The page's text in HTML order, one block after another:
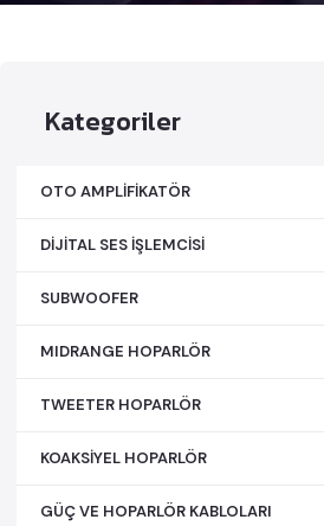
Kategoriler
OTO AMPLİFİKATÖR
DİJİTAL SES İŞLEMCİSİ
SUBWOOFER
MIDRANGE HOPARLÖR
TWEETER HOPARLÖR
KOAKSİYEL HOPARLÖR
GÜÇ VE HOPARLÖR KABLOLARI